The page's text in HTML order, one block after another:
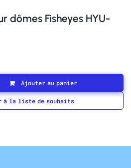
dômes Fisheyes HYU-
Ajouter au panier
à la liste de souhaits